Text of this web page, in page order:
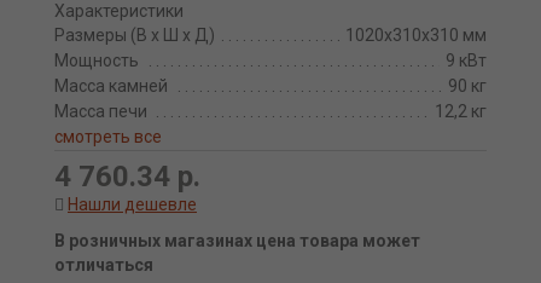
Характеристики
Размеры (В х Ш х Д)
1020х310х310 мм
Мощность
9 кВт
Масса камней
90 кг
Масса печи
12,2 кг
смотреть все
4 760.34 р.
Нашли дешевле
В розничных магазинах цена товара может
отличаться